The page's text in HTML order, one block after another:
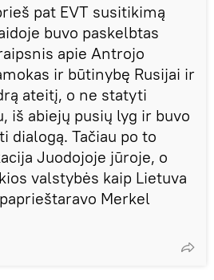
pat EVT susitikimą
buvo paskelbtas
apie Antrojo
ir būtinybę Rusijai ir
ateitį, o ne statyti
iš abiejų pusių lyg ir buvo
dialogą. Tačiau po to
Juodojoje jūroje, o
valstybės kaip Lietuva
Merkel